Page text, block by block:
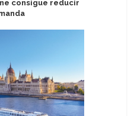
consigue reducir